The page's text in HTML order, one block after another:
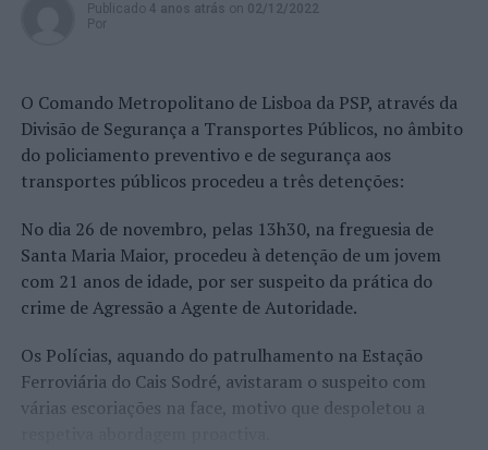
Publicado 4 anos atrás on 02/12/2022
Por
O Comando Metropolitano de Lisboa da PSP, através da
Divisão de Segurança a Transportes Públicos, no âmbito
do policiamento preventivo e de segurança aos
transportes públicos procedeu a três detenções:
No dia 26 de novembro, pelas 13h30, na freguesia de
Santa Maria Maior, procedeu à detenção de um jovem
com 21 anos de idade, por ser suspeito da prática do
crime de Agressão a Agente de Autoridade.
Os Polícias, aquando do patrulhamento na Estação
Ferroviária do Cais Sodré, avistaram o suspeito com
várias escoriações na face, motivo que despoletou a